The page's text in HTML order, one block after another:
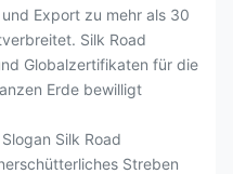
Export zu mehr als 30
Silk Road
Globalzertifikaten für die
Erde bewilligt
Silk Road
Streben